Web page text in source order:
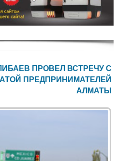
ПРОВЕЛ ВСТРЕЧУ С
ПРЕДПРИНИМАТЕЛЕЙ
АЛМАТЫ